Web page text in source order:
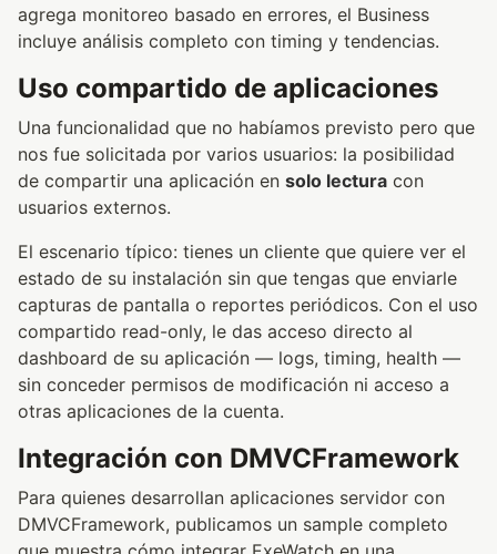
agrega monitoreo basado en errores, el Business
incluye análisis completo con timing y tendencias.
Uso compartido de aplicaciones
Una funcionalidad que no habíamos previsto pero que
nos fue solicitada por varios usuarios: la posibilidad
de compartir una aplicación en solo lectura con
usuarios externos.
El escenario típico: tienes un cliente que quiere ver el
estado de su instalación sin que tengas que enviarle
capturas de pantalla o reportes periódicos. Con el uso
compartido read-only, le das acceso directo al
dashboard de su aplicación — logs, timing, health —
sin conceder permisos de modificación ni acceso a
otras aplicaciones de la cuenta.
Integración con DMVCFramework
Para quienes desarrollan aplicaciones servidor con
DMVCFramework, publicamos un sample completo